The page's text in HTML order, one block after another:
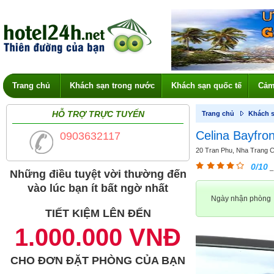
Trang chủ Khách sạn trong nước Khách sạn quốc tế
HỖ TRỢ TRỰC TUYẾN
0903632117
Những điều tuyệt vời thường đến
vào lúc bạn ít bất ngờ nhất
TIẾT KIỆM LÊN ĐẾN
1.000.000 VNĐ
CHO ĐƠN ĐẶT PHÒNG CỦA BẠN
Trang chủ Khách
Celina
20 Tran Phu, Nha Trang
0/10
Ngày nhận phòng